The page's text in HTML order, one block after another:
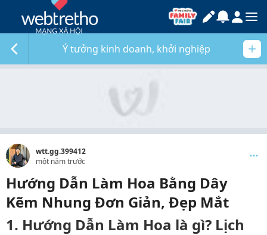
Ý tưởng kinh doanh, khởi nghiệp
wtt.gg.399412
một năm trước
Hướng Dẫn Làm Hoa Bằng Dây
Kẽm Nhung Đơn Giản, Đẹp Mắt
1. Hướng Dẫn Làm Hoa là gì? Lịch